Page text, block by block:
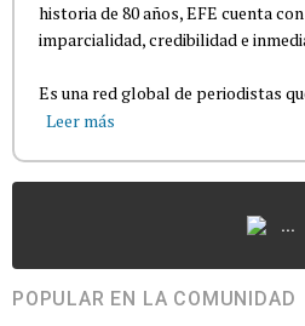
historia de 80 años, EFE cuenta
imparcialidad, credibilidad e
Es una red global de periodistas
Leer más
...
POPULAR EN LA COMUNIDAD